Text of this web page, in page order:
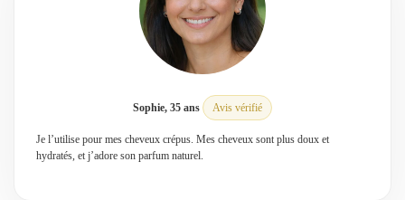
Sophie, 35 ans Avis vérifié
Je l’utilise pour mes cheveux crépus. Mes cheveux sont plus doux et
hydratés, et j’adore son parfum naturel.